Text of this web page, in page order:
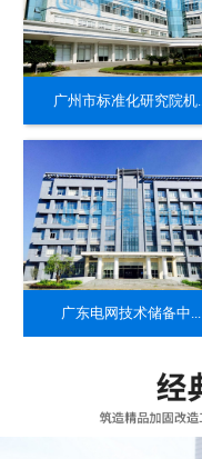
广州市标准化研究院机...
​广东电网技术储备中...